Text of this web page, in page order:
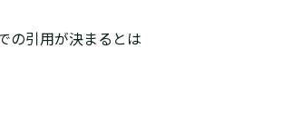
の引用が決まるとは